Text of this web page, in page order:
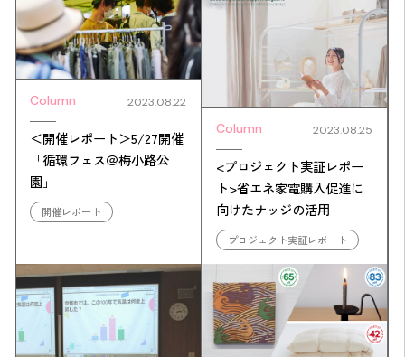
Column 2023.08.22
＜開催レポート＞5/27開催
「循環フェス＠梅小路公
園」
開催レポート
Column 2023.08.25
<プロジェクト実証レポー
ト>省エネ家電購入促進に
向けたナッジの活用
プロジェクト実証レポート